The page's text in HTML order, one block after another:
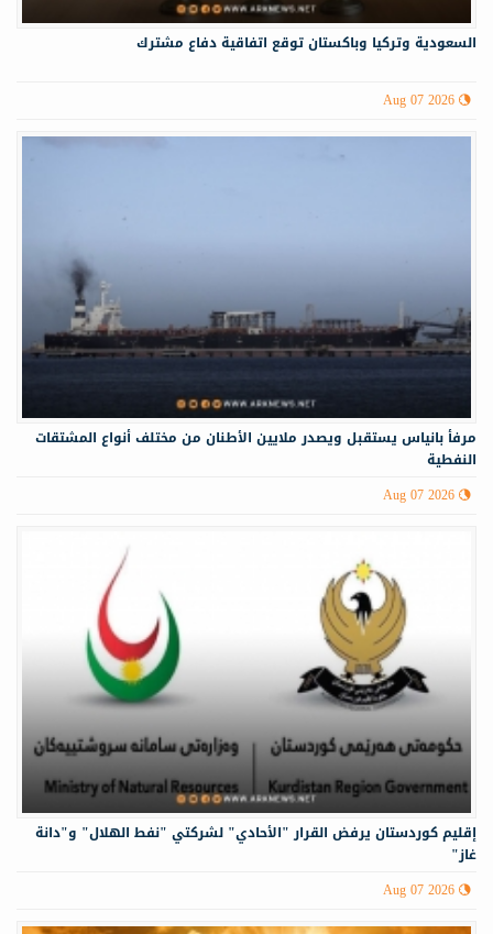
السعودية وتركيا وباكستان توقع اتفاقية دفاع مشترك
Aug 07 2026
مرفأ بانياس يستقبل ويصدر ملايين الأطنان من مختلف أنواع المشتقات
النفطية
Aug 07 2026
إقليم كوردستان يرفض القرار "الأحادي" لشركتي "نفط الهلال" و"دانة
غاز"
Aug 07 2026